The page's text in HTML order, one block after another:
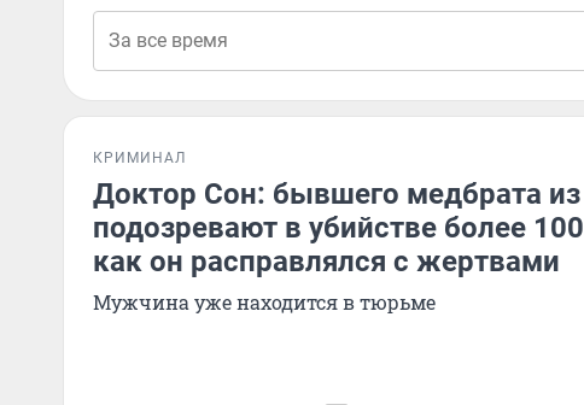
КРИМИНАЛ
Доктор Сон: бывшего медбрата
подозревают в убийстве более
как он расправлялся с жертвами
Мужчина уже находится в тюрьме